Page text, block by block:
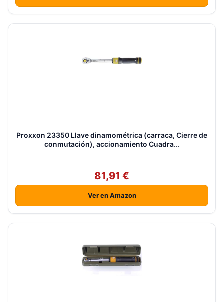
Proxxon 23350 Llave dinamométrica (carraca, Cierre de
conmutación), accionamiento Cuadra...
81,91 €
Ver en Amazon